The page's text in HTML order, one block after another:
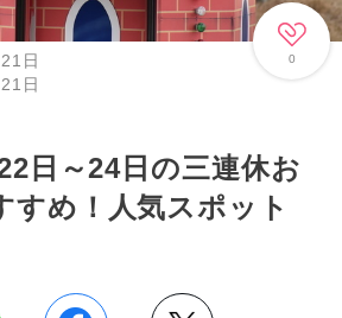
0
日
日
日～24日の三連休お
すめ！人気スポット